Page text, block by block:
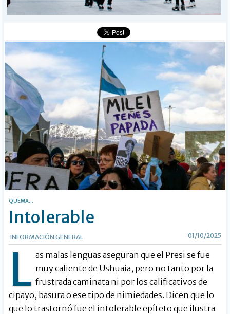
BÚSQUEDA
QUEMA...
Intolerable
INFORMACIÓN GENERAL 01/10/2025
L as malas lenguas aseguran que el Presi se fue
muy caliente de Ushuaia, pero no tanto por la
frustrada caminata ni por los calificativos de
cipayo, basura o ese tipo de nimiedades. Dicen que lo
que lo trastornó fue el intolerable epíteto que ilustra